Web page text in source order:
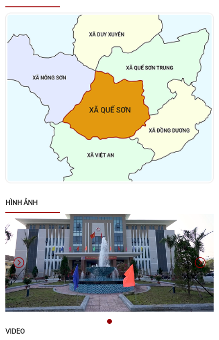
Thông báo về việc tặng quà cho người có công với
cách mạng, thân nhân người có công với cách
mạng, đối tượng bảo trợ xã hội và đối tượng đặc thù
nhân dịp tết Nguyên đán Bính Ngọ năm 2026
Thông báo về việc niêm yết danh sách cử tri bầu cử
đại biểu Quốc hội khóa XVI và bầu cử đại biểu Hội
đồng nhân dân các cấp nhiệm kỳ 2026 – 2031
Kết luận của đồng chí Võ Đình Trung - Chủ tịch
UBND xã tại cuộc họp giao ban lãnh đạo UBND xã
ngày 26/01/2026
thầu Gói thầu: Xây dựng Trang Thông tin điện tử xã
Quế Sơn
Danh sách các đơn vị bầu cử đại biểu Hội đồng
nhân dân xã Quế Sơn nhiệm kỳ 2026 – 2031
Thông báo về việc nộp hồ sơ ứng cử đại biểu Hội
đồng nhân dân xã Quế Sơn khoá II, nhiệm kỳ 2026 -
2031
HÌNH ẢNH
VIDEO